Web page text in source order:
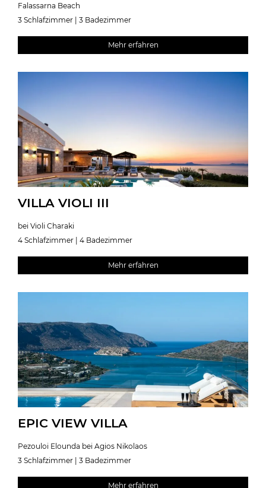
Falassarna Beach
3 Schlafzimmer | 3 Badezimmer
Mehr erfahren
VILLA VIOLI III
bei Violi Charaki
4 Schlafzimmer | 4 Badezimmer
Mehr erfahren
EPIC VIEW VILLA
Pezouloi Elounda bei Agios Nikolaos
3 Schlafzimmer | 3 Badezimmer
Mehr erfahren